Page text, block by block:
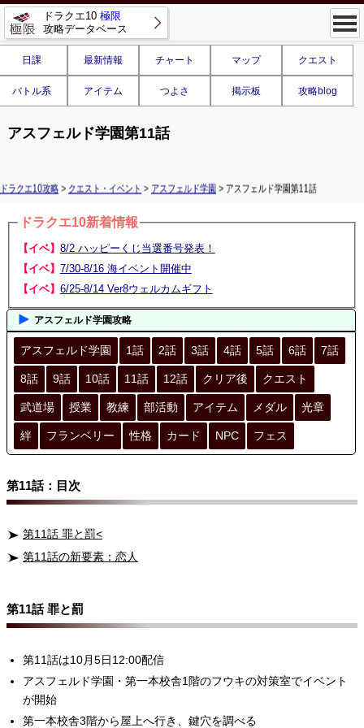
ドラクエ10 極限
攻略データベース
日課 最新情報 チャート マップ クエスト
バトル系 アイテム つよさ 掲示板 攻略blog
アスフェルド学園第11話
ドラクエ10攻略 > クエスト・イベント > アスフェルド学園 > アスフェルド学園第11話
ドラクエ10新着情報
【イベ】 8/2 ハッピーくじ当選番号発表！
【イベ】 7/30-8/16 海イベント開催中
【イベ】 6/25-8/14 Ver8ウェルカムギフト
アスフェルド学園攻略
アスフェルド学園 1話 2話 3話 4話 5話 6話 7話
8話 9話 10話 11話 12話 クリア後 クエスト
武道場 授業 教練 部活動 アイテム メダル 光章
絆 フランベリー 性格 カード NPC フェス
第11話：目次
第11話 罪と罰<
第11話の新要素：恋人
第11話 罪と罰
第11話は10月5日12:00配信
アスフェルド学園・第一本校舎1階のフウキの対策室でイベント
が開始
第一本校舎3階から屋上へ行き、鍵穴を調べる